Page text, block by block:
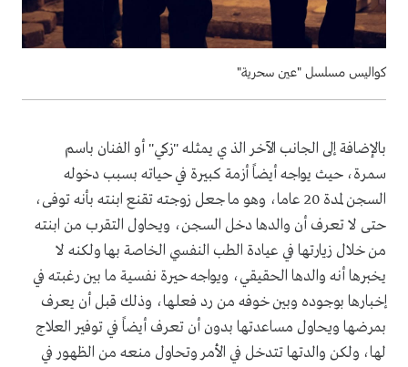
كواليس مسلسل "عين سحرية"
بالإضافة إلى الجانب الآخر الذ ي يمثله "زكي" أو الفنان باسم
سمرة، حيث يواجه أيضاً أزمة كبيرة في حياته بسبب دخوله
السجن لمدة 20 عاما، وهو ما جعل زوجته تقنع ابنته بأنه توفى،
حتى لا تعرف أن والدها دخل السجن، ويحاول التقرب من ابنته
من خلال زيارتها في عيادة الطب النفسي الخاصة بها ولكنه لا
يخبرها أنه والدها الحقيقي، ويواجه حيرة نفسية ما بين رغبته في
إخبارها بوجوده وبين خوفه من رد فعلها، وذلك قبل أن يعرف
بمرضها ويحاول مساعدتها بدون أن تعرف أيضاً في توفير العلاج
لها، ولكن والدتها تتدخل في الأمر وتحاول منعه من الظهور في